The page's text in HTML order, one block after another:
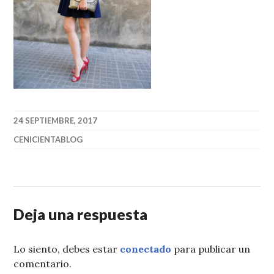
24 SEPTIEMBRE, 2017
CENICIENTABLOG
Deja una respuesta
Lo siento, debes estar conectado para publicar un
comentario.